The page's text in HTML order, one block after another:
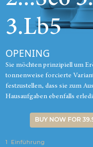
3.Lb5
OPENING
Sie möchten prinzipiell um
tonnenweise forcierte
festzustellen, dass sie zum
Hausaufgaben ebenfalls
BUY NOW FOR
1
Einführung